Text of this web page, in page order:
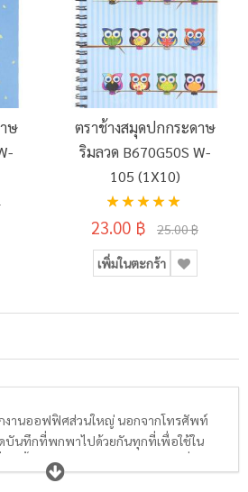
ษ
ตราช้างสมุดปกกระดาษ
ริมลวด B670G50S W-
105 (1X10)
อันดับ:
100%
23.00 ฿ 25.00 ฿
เพิ่มในตะกร้า
งานออฟฟิศส่วนใหญ่ นอกจากโทรศัพท์
บันทึกที่พกพาไปด้วยกันทุกที่เพื่อใช้ใน
เกิดขึ้นในชีวิตประจำวัน หรือจดงานที่
มจำต่างๆ ดังนั้น